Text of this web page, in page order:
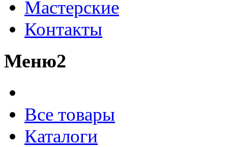
Мастерские
Контакты
Меню2
Все товары
Каталоги